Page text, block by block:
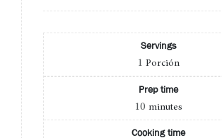
Servings
1 Porción
Prep time
10 minutes
Cooking time